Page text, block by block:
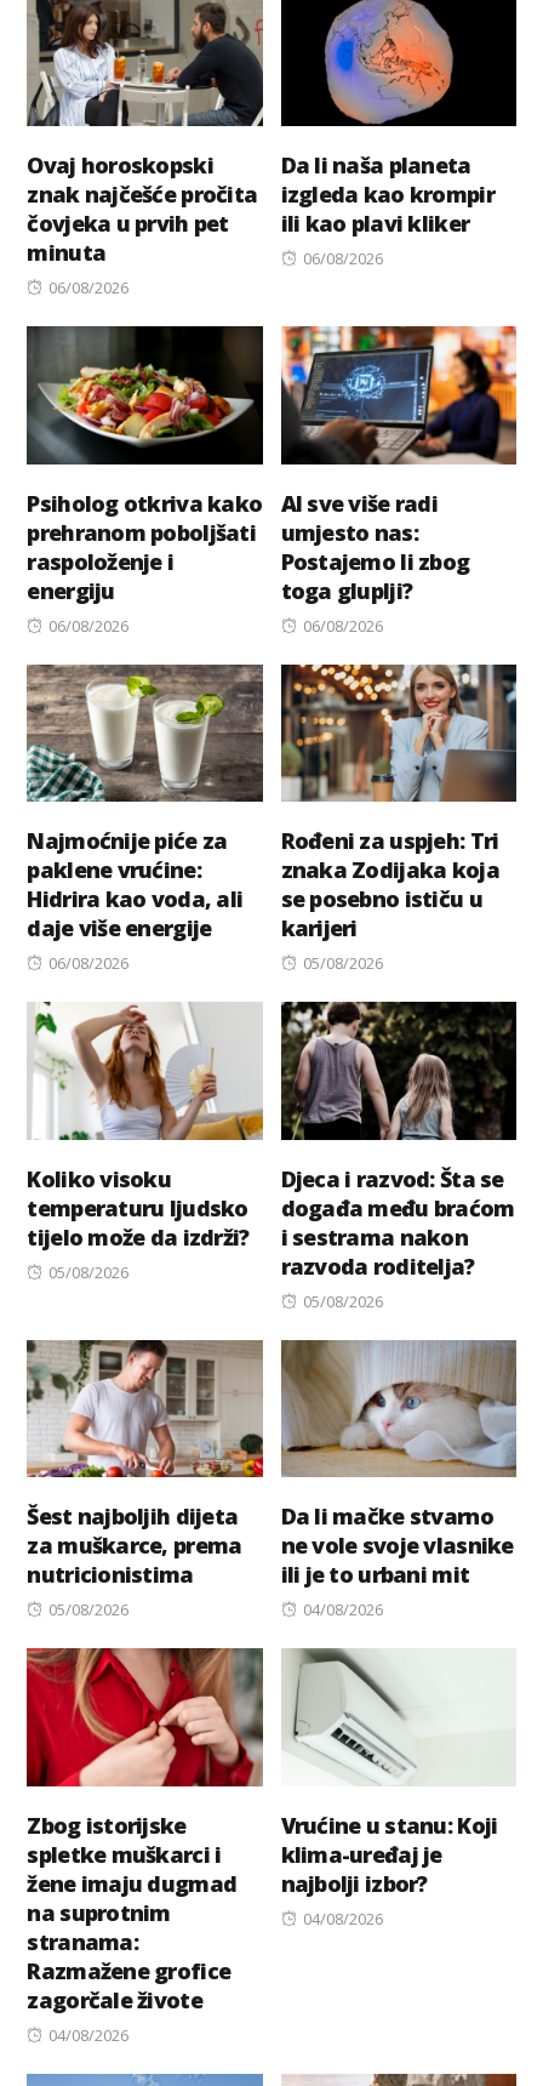
Ovaj horoskopski
znak najčešće pročita
čovjeka u prvih pet
minuta
Posted
06/08/2026
Da li naša planeta
izgleda kao krompir
ili kao plavi kliker
Posted
06/08/2026
Psiholog otkriva kako
prehranom poboljšati
raspoloženje i
energiju
Posted
06/08/2026
AI sve više radi
umjesto nas:
Postajemo li zbog
toga gluplji?
Posted
06/08/2026
Najmoćnije piće za
paklene vrućine:
Hidrira kao voda, ali
daje više energije
Posted
06/08/2026
Rođeni za uspjeh: Tri
znaka Zodijaka koja
se posebno ističu u
karijeri
Posted
05/08/2026
Koliko visoku
temperaturu ljudsko
tijelo može da izdrži?
Posted
05/08/2026
Djeca i razvod: Šta se
događa među braćom
i sestrama nakon
razvoda roditelja?
Posted
05/08/2026
Šest najboljih dijeta
za muškarce, prema
nutricionistima
Posted
05/08/2026
Da li mačke stvarno
ne vole svoje vlasnike
ili je to urbani mit
Posted
04/08/2026
Zbog istorijske
spletke muškarci i
žene imaju dugmad
na suprotnim
stranama:
Razmažene grofice
zagorčale živote
Posted
04/08/2026
Vrućine u stanu: Koji
klima-uređaj je
najbolji izbor?
Posted
04/08/2026